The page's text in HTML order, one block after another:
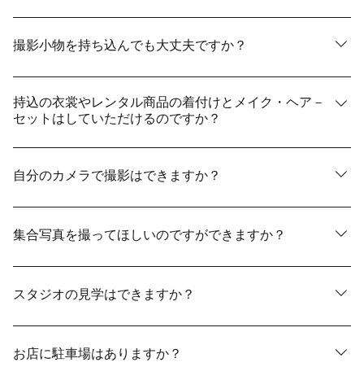
ご要望に沿ったロケーション地をご案内させていただき
ますので、お気軽にお問い合わせ下さい。
撮影小物を持ち込んでも大丈夫ですか？
はい、こだわりの撮影小物と一緒に素敵な写真を残して
ください。サイズの大きいものについては、お電話また
はお問い合わせフォームから事前にお伝え下さい。
持込の衣裳やレンタル商品の着付けとメイク・ヘア－
セットはしていただけるのですか？
着付け・メイク・ヘアーセットも当店で承っておりま
す。
自分のカメラで撮影はできますか？
ヘアメイク・着付が仕上がった後にタイミングをみて、
ご自身のカメラやスマートフォンで撮影していただける
のご自身や周りの方の撮影はご遠慮頂いております。詳
しくはお問合せ下さい。
集合写真を撮ってほしいのですができますか？
はい、新郎新婦様を含めて10名様程度まで承ります。そ
れ以上になる場合はご相談ください。
スタジオの見学はできますか？
もちろんご見学も承ります。お電話または見学予約フォ
ームからお気軽にお申込みください。
お店に駐車場はありますか？